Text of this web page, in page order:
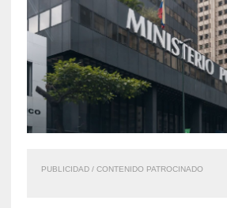
PUBLICIDAD / CONTENIDO PATROCINADO